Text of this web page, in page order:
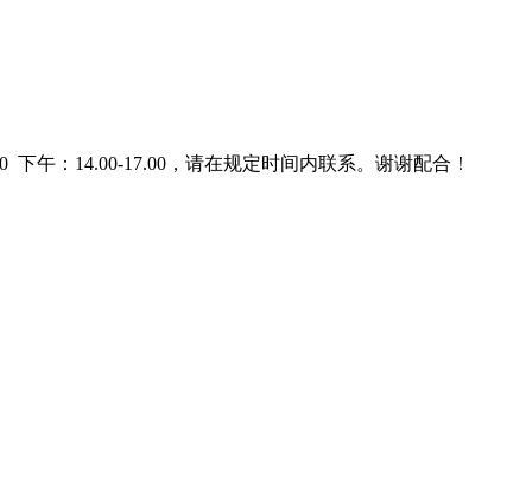
午：14.00-17.00，请在规定时间内联系。谢谢配合！